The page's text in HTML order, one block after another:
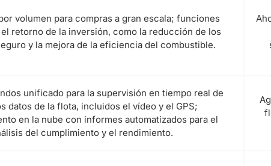
volumen para compras a gran escala; funciones
retorno de la inversión, como la reducción de los
y la mejora de la eficiencia del combustible.
unificado para la supervisión en tiempo real de
datos de la flota, incluidos el vídeo y el GPS;
en la nube con informes automatizados para el
del cumplimiento y el rendimiento.